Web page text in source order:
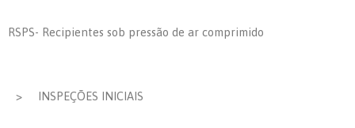
RSPS- Recipientes sob pressão de ar comprimido
> INSPEÇÕES INICIAIS